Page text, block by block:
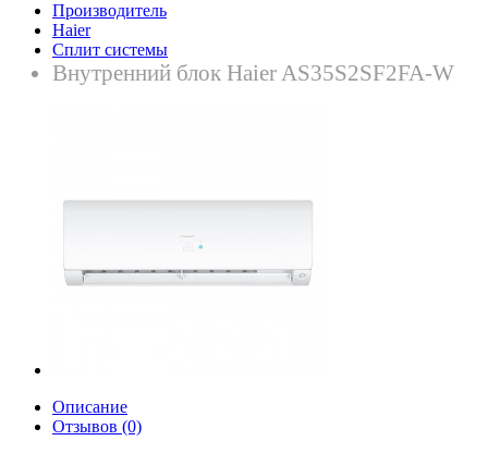
Производитель
Haier
Сплит системы
Внутренний блок Haier AS35S2SF2FA-W
Описание
Отзывов (0)